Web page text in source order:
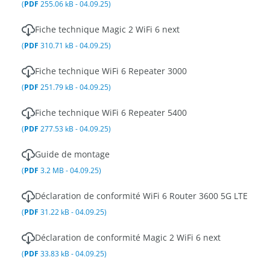
(PDF 255.06 kB - 04.09.25)
Fiche technique Magic 2 WiFi 6 next
(PDF 310.71 kB - 04.09.25)
Fiche technique WiFi 6 Repeater 3000
(PDF 251.79 kB - 04.09.25)
Fiche technique WiFi 6 Repeater 5400
(PDF 277.53 kB - 04.09.25)
Guide de montage
(PDF 3.2 MB - 04.09.25)
Déclaration de conformité WiFi 6 Router 3600 5G LTE
(PDF 31.22 kB - 04.09.25)
Déclaration de conformité Magic 2 WiFi 6 next
(PDF 33.83 kB - 04.09.25)